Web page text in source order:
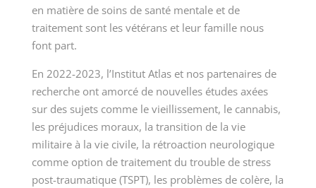
en matière de soins de santé mentale et de
traitement sont les vétérans et leur famille nous
font part.
En 2022-2023, l’Institut Atlas et nos partenaires de
recherche ont amorcé de nouvelles études axées
sur des sujets comme le vieillissement, le cannabis,
les préjudices moraux, la transition de la vie
militaire à la vie civile, la rétroaction neurologique
comme option de traitement du trouble de stress
post-traumatique (TSPT), les problèmes de colère, la